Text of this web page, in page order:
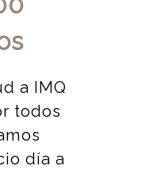
a IMQ
todos
día a